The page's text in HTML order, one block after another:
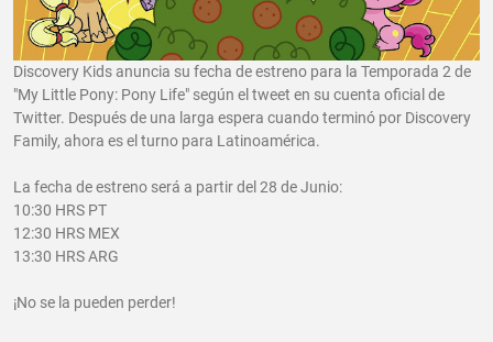
Discovery Kids anuncia su fecha de estreno para la Temporada 2 de
"My Little Pony: Pony Life" según el tweet en su cuenta oficial de
Twitter. Después de una larga espera cuando terminó por Discovery
Family, ahora es el turno para Latinoamérica.
La fecha de estreno será a partir del 28 de Junio:
10:30 HRS PT
12:30 HRS MEX
13:30 HRS ARG
¡No se la pueden perder!